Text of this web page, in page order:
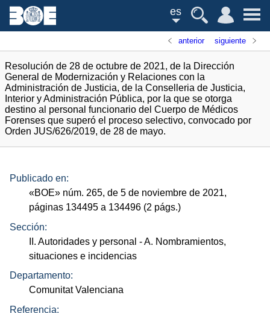
es
anterior siguiente
Resolución de 28 de octubre de 2021, de la Dirección
General de Modernización y Relaciones con la
Administración de Justicia, de la Conselleria de Justicia,
Interior y Administración Pública, por la que se otorga
destino al personal funcionario del Cuerpo de Médicos
Forenses que superó el proceso selectivo, convocado por
Orden JUS/626/2019, de 28 de mayo.
Publicado en:
«BOE» núm. 265, de 5 de noviembre de 2021,
páginas 134495 a 134496 (2 págs.)
Sección:
II. Autoridades y personal - A. Nombramientos,
situaciones e incidencias
Departamento:
Comunitat Valenciana
Referencia: